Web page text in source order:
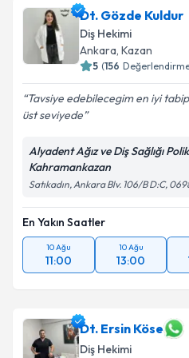
Dt. Gözde Kuldur
Diş Hekimi
Ankara, Kazan
5 (156
Tavsiye edebilecegim en iyi
üst seviyede
Alyadent Ağız ve Diş Sağlığı
Kahramankazan
Satıkadın, Ankara Blv. 106/B D:C,
En Yakın Saatler
10 Ağu
11:00
10 Ağu
13:00
Dt. Ersin Köse
Diş Hekimi